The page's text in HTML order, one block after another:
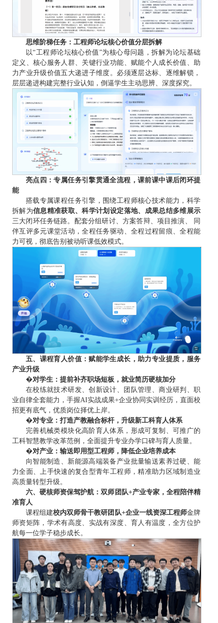
思维阶梯任务：工程师论坛核心价值分层拆解
以“工程师论坛核心价值”为核心母问题，拆解为论坛基础
定义、核心服务人群、关键行业功能、赋能个人成长价值、助
力产业升级价值五大递进子维度。必须逐层达标、逐维解锁，
层层递进构建完整行业认知，倒逼学生主动思辨、深度探究。
亮点四：专属任务引擎贯通全流程，课前课中课后闭环提
能
搭载专属课程任务引擎，围绕工程师核心技术能力，科学
拆解为信息精准获取、科学计划设定落地、成果总结多维展示
三大闭环任务链路。配套分组研讨、方案答辩、项目推演、 同
伴互评多元课堂活动，全程任务驱动、全程过程留痕、全程能
力可视，彻底告别被动听课低效模式。
五、课程育人价值：赋能学生成长，助力专业提质，服务
产业升级
�对学生：提前补齐职场短板，就业简历硬核加分
在校练就技术研发、创新设计、团队管理、商业研判、职
业自律全套能力，手握AI实战成果+企业协同实训经历，直面校
招更有底气，优质岗位择优上岸。
�对专业：打造产教融合标杆，升级新工科育人体系
完善机械类模块化高阶育人体系，形成可复制、可推广的
工科智慧教学改革范例，全面提升专业办学口碑与育人质量。
�对产业：输送即用型工程师，降低企业培养成本
向智能制造、新能源高端装备产业批量输送素养过硬、能
力全面、上手快速的复合型青年工程师，精准助力区域制造业
高质量转型升级。
六、硬核师资保驾护航：双师团队+产业专家，全程陪伴精
准育人
课程组建校内双师骨干教研团队+企业一线资深工程师金牌
师资矩阵，学术有高度、实战有深度、育人有温度，全方位护
航每一位学子稳步成长。